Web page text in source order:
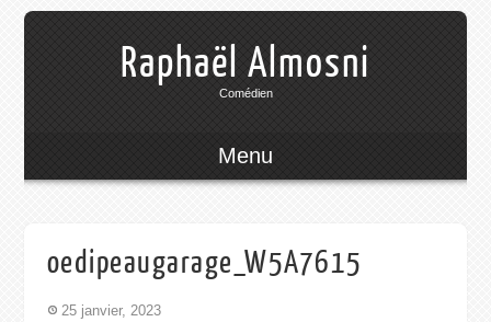
Raphaël Almosni
Comédien
Menu
oedipeaugarage_W5A7615
25 janvier, 2023